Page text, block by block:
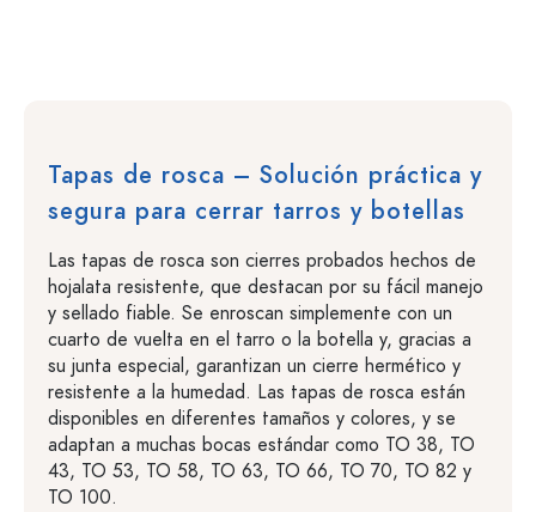
Tapas de rosca – Solución práctica y
segura para cerrar tarros y botellas
Las tapas de rosca son cierres probados hechos de
hojalata resistente, que destacan por su fácil manejo
y sellado fiable. Se enroscan simplemente con un
cuarto de vuelta en el tarro o la botella y, gracias a
su junta especial, garantizan un cierre hermético y
resistente a la humedad. Las tapas de rosca están
disponibles en diferentes tamaños y colores, y se
adaptan a muchas bocas estándar como TO 38, TO
43, TO 53, TO 58, TO 63, TO 66, TO 70, TO 82 y
TO 100.